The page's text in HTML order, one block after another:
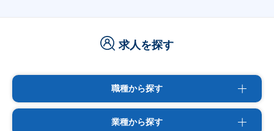
求人を探す
職種から探す
業種から探す